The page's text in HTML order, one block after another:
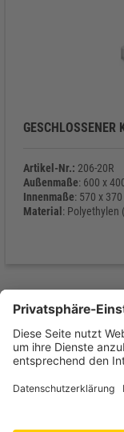
Artikel-Nr.: 206-20R
Außenmaße: 600 x
Innenmaße: 570 x
Material : Polyethylen